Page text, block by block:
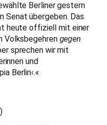
Berliner gestern
Senat übergeben. Das
heute offiziell mit einer
Volksbegehren gegen
sprechen wir mit
und
Berlin‹.«